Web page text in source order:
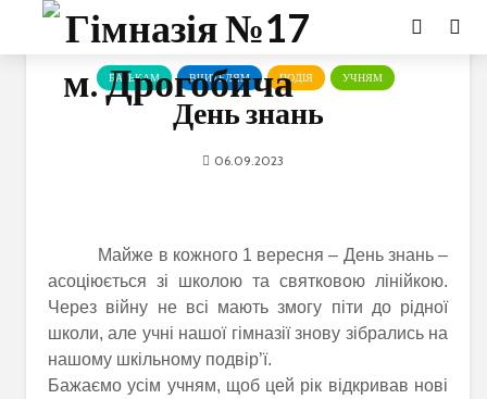
БАТЬКАМ ВЧИТЕЛЯМ ПОДІЯ УЧНЯМ
День знань
06.09.2023
Майже в кожного 1 вересня – День знань –
асоціюється зі школою та святковою лінійкою.
Через війну не всі мають змогу піти до рідної
школи, але учні нашої гімназії знову зібрались на
нашому шкільному подвір’ї.
Бажаємо усім учням, щоб цей рік відкривав нові